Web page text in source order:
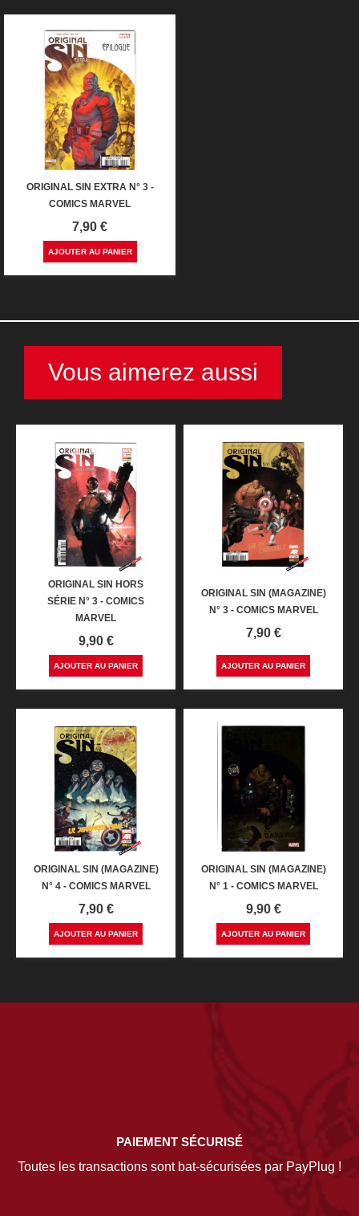
ORIGINAL SIN EXTRA N° 3 -
COMICS MARVEL
Prix
7,90 €
AJOUTER AU PANIER
Vous aimerez aussi
ORIGINAL SIN HORS
SÉRIE N° 3 - COMICS
MARVEL
Prix
9,90 €
AJOUTER AU PANIER
ORIGINAL SIN (MAGAZINE)
N° 3 - COMICS MARVEL
Prix
7,90 €
AJOUTER AU PANIER
ORIGINAL SIN (MAGAZINE)
N° 4 - COMICS MARVEL
Prix
7,90 €
AJOUTER AU PANIER
ORIGINAL SIN (MAGAZINE)
N° 1 - COMICS MARVEL
Prix
9,90 €
AJOUTER AU PANIER
PAIEMENT SÉCURISÉ
Toutes les transactions sont bat-sécurisées par PayPlug !